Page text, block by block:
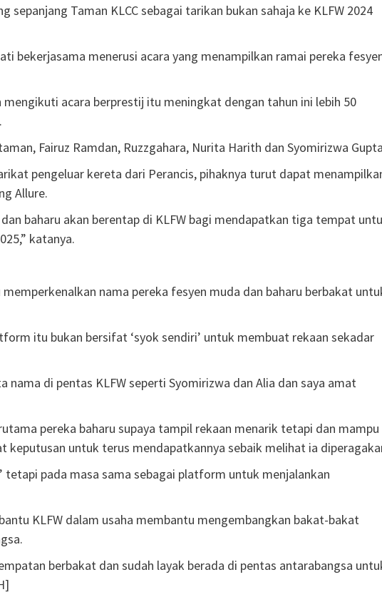
sepanjang Taman KLCC sebagai tarikan bukan sahaja ke KLFW 2024
bekerjasama menerusi acara yang menampilkan ramai pereka
acara berprestij itu meningkat dengan tahun ini lebih 50
Fairuz Ramdan, Ruzzgahara, Nurita Harith dan Syomirizwa
pengeluar kereta dari Perancis, pihaknya turut dapat
Allure.
baharu akan berentap di KLFW bagi mendapatkan tiga tempat
katanya.
nama pereka fesyen muda dan baharu berbakat
itu bukan bersifat ‘syok sendiri’ untuk membuat rekaan sekadar
nama di pentas KLFW seperti Syomirizwa dan Alia dan saya amat
pereka baharu supaya tampil rekaan menarik tetapi dan mampu
keputusan untuk terus mendapatkannya sebaik melihat ia
tetapi pada masa sama sebagai platform untuk menjalankan
KLFW dalam usaha membantu mengembangkan bakat-bakat
berbakat dan sudah layak berada di pentas antarabangsa